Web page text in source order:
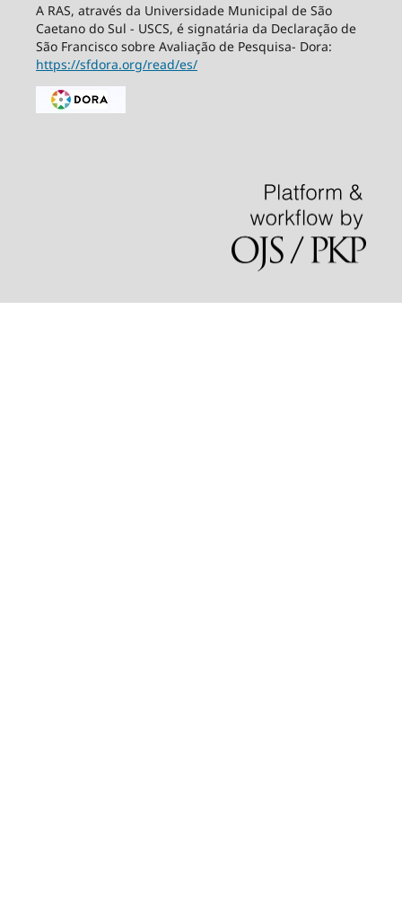
A RAS, através da Universidade Municipal de São
Caetano do Sul - USCS, é signatária da Declaração de
São Francisco sobre Avaliação de Pesquisa- Dora:
https://sfdora.org/read/es/